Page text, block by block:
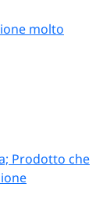
molto
Prodotto che